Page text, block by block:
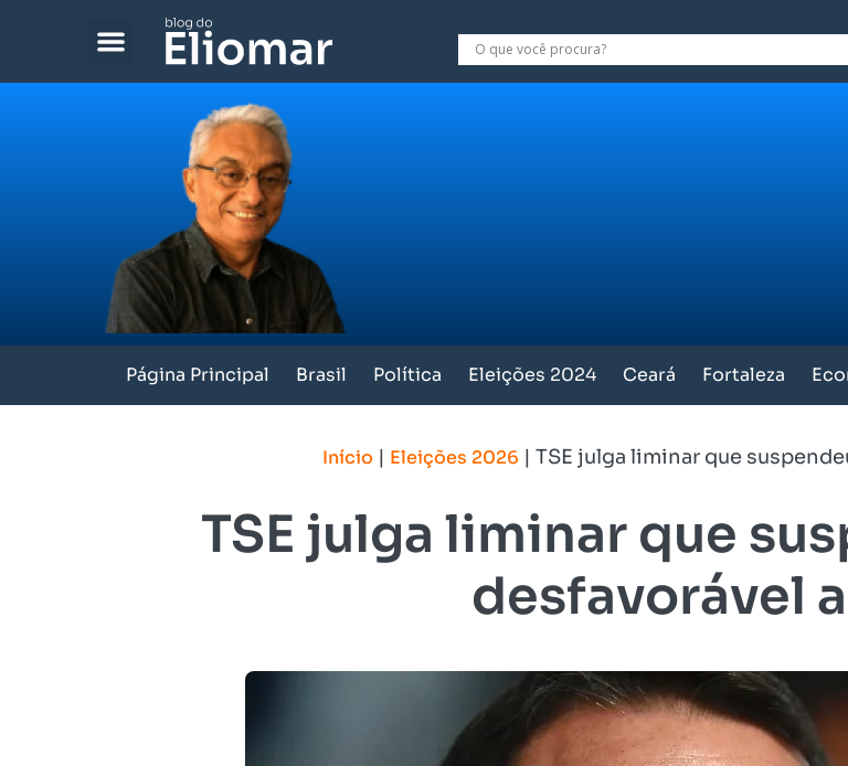
Página Principal Brasil Política Eleições 2024 Ceará Fortaleza
Início | Eleições 2026 | TSE julga liminar que
TSE julga liminar que
desfavorável